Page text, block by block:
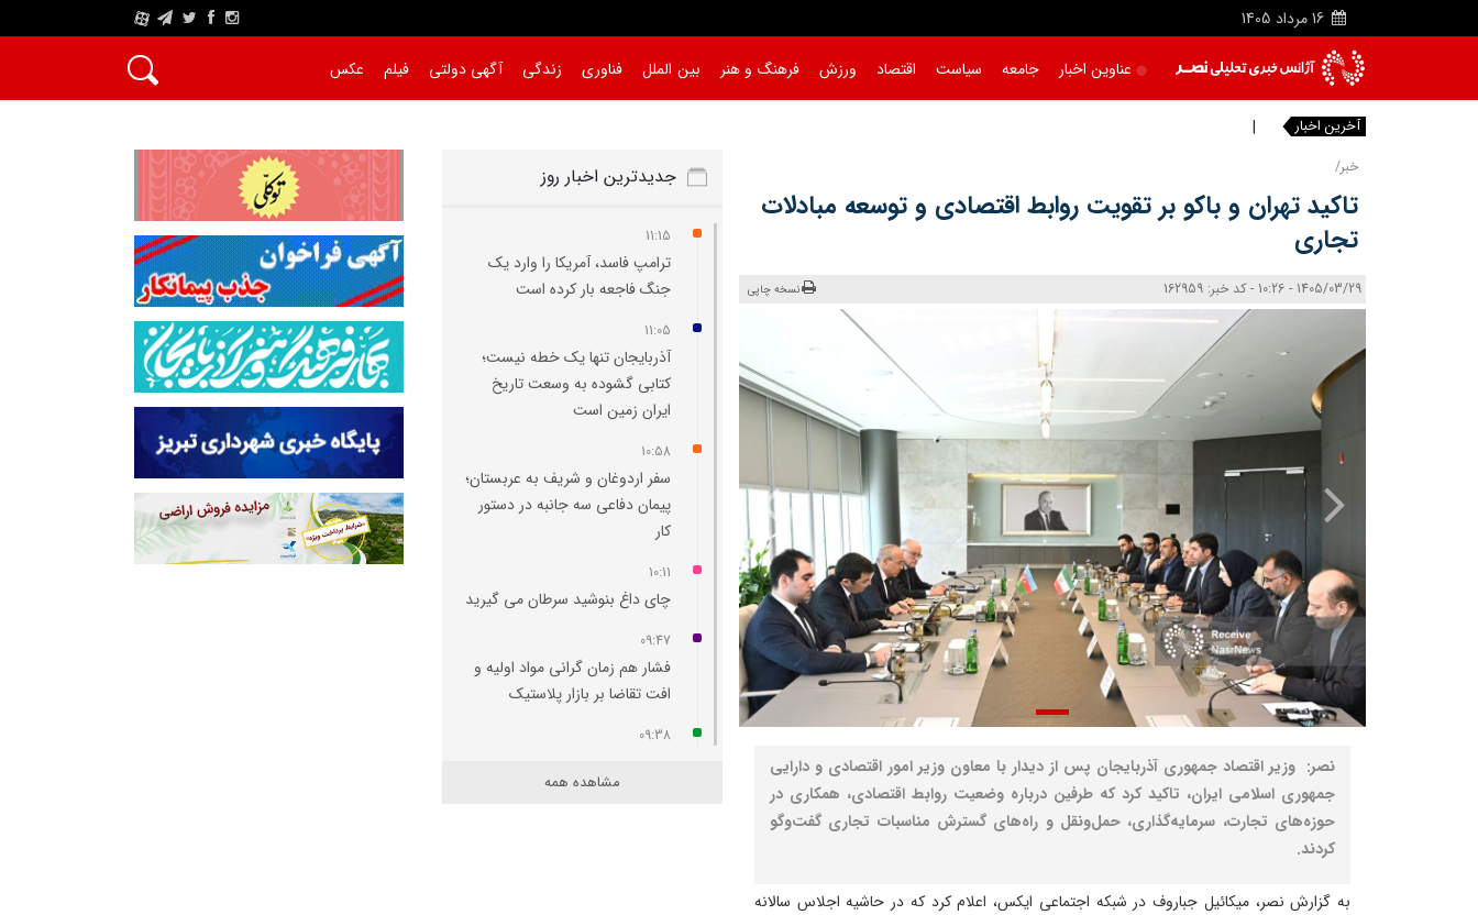
16 مرداد 1405
A
عناوین اخبار جامعه سیاست اقتصاد ورزش فرهنگ و هنر بین الملل فناوری زندگی آگهی دولتی فیلم عکس
آخرین اخبار ترامپ
خبر/
تاکید تهران و باکو بر تقویت روابط اقتصادی و توسعه مبادلات
تجاری
1405/03/29 - 10:26 - کد خبر: 162959 نسخه چاپی
نصر: وزیر اقتصاد جمهوری آذربایجان پس از دیدار با معاون وزیر امور اقتصادی و دارایی
جمهوری اسلامی ایران، تاکید کرد که طرفین درباره وضعیت روابط اقتصادی، همکاری در
حوزه‌های تجارت، سرمایه‌گذاری، حمل‌ونقل و راه‌های گسترش مناسبات تجاری گفت‌وگو
کردند.
به گزارش نصر، میکائیل جباروف در شبکه اجتماعی ایکس، اعلام کرد که در حاشیه اجلاس سالانه
جدیدترین اخبار روز
11:15
ترامپ فاسد، آمریکا را وارد یک
جنگ فاجعه بار کرده است
11:05
آذربایجان تنها یک خطه نیست؛
کتابی گشوده به وسعت تاریخ
ایران‌ زمین است
10:58
سفر اردوغان و شریف به عربستان؛
پیمان دفاعی سه جانبه در دستور
کار
10:11
چای داغ بنوشید سرطان می‌ گیرید
09:47
فشار هم‌ زمان گرانی مواد اولیه و
افت تقاضا بر بازار پلاستیک
09:38
مستقیم تبریز- طرابوزان
مشاهده همه